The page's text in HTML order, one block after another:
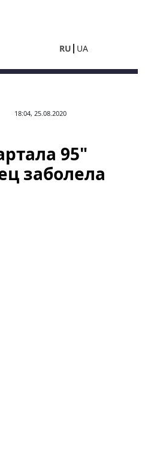
RU UA
18:04, 25.08.2020
95"
заболела